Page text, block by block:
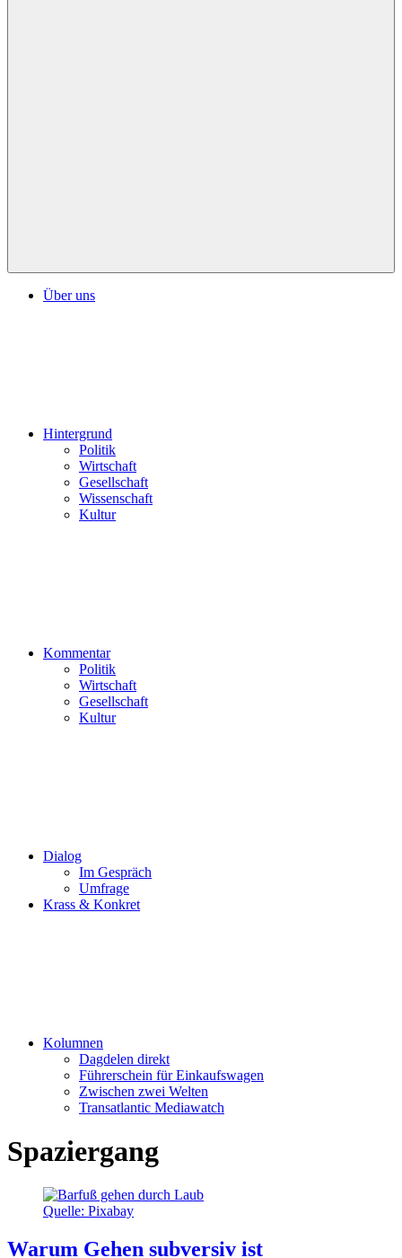
Über uns
Hintergrund
Politik
Wirtschaft
Gesellschaft
Wissenschaft
Kultur
Kommentar
Politik
Wirtschaft
Gesellschaft
Kultur
Dialog
Im Gespräch
Umfrage
Krass & Konkret
Kolumnen
Dagdelen direkt
Führerschein für Einkaufswagen
Zwischen zwei Welten
Transatlantic Mediawatch
Spaziergang
Quelle: Pixabay
Warum Gehen subversiv ist